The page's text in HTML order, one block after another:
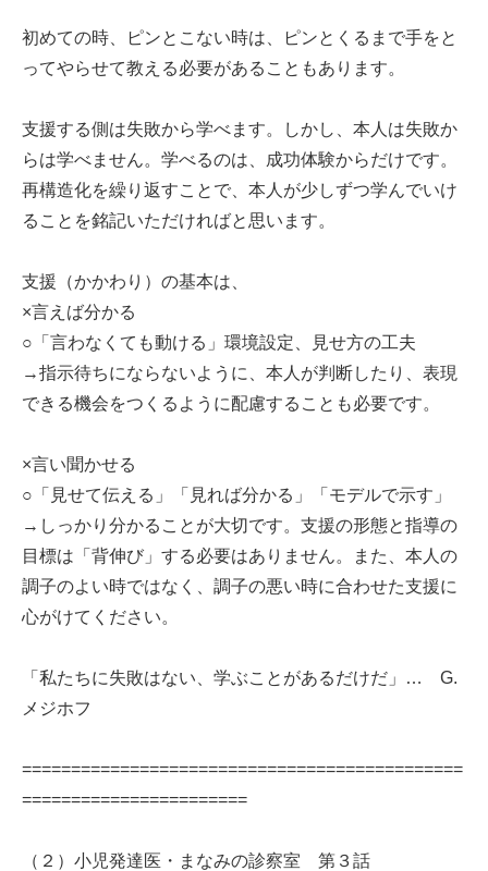
初めての時、ピンとこない時は、ピンとくるまで手をと
ってやらせて教える必要があることもあります。
支援する側は失敗から学べます。しかし、本人は失敗か
らは学べません。学べるのは、成功体験からだけです。
再構造化を繰り返すことで、本人が少しずつ学んでいけ
ることを銘記いただければと思います。
支援（かかわり）の基本は、
×言えば分かる
○「言わなくても動ける」環境設定、見せ方の工夫
→指示待ちにならないように、本人が判断したり、表現
できる機会をつくるように配慮することも必要です。
×言い聞かせる
○「見せて伝える」「見れば分かる」「モデルで示す」
→しっかり分かることが大切です。支援の形態と指導の
目標は「背伸び」する必要はありません。また、本人の
調子のよい時ではなく、調子の悪い時に合わせた支援に
心がけてください。
「私たちに失敗はない、学ぶことがあるだけだ」… G.
メジホフ
=============================================
=======================
（２）小児発達医・まなみの診察室 第３話